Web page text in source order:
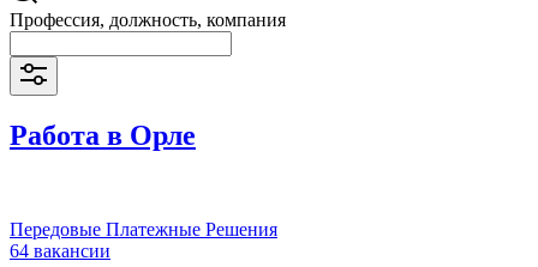
Профессия, должность, компания
Работа в Орле
Передовые Платежные Решения
64 вакансии